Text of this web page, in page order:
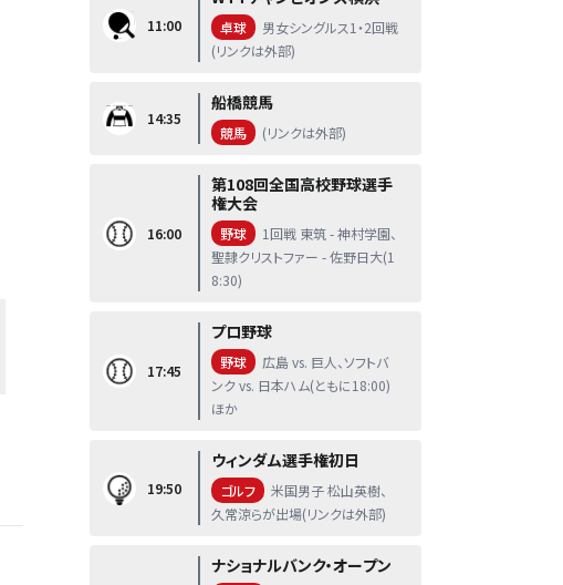
11:00 卓球
男女シングルス1・2回戦
(リンクは外部)
14:35
船橋競馬
競馬 (リンクは外部)
16:00
第108回全国高校野球選手
権大会
野球
1回戦 東筑 - 神村学園、
聖隷クリストファー - 佐野日大(1
8:30)
17:45
プロ野球
野球
広島 vs. 巨人、ソフトバ
ンク vs. 日本ハム(ともに18:00)
ほか
19:50
ウィンダム選手権初日
ゴルフ
米国男子 松山英樹、
久常涼らが出場(リンクは外部)
ナショナルバンク・オープン